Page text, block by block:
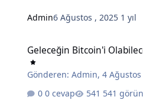
Admin6 Ağustos , 2025 1 yıl
Geleceğin Bitcoin'i
Gönderen:Admin,4
0 cevap
541